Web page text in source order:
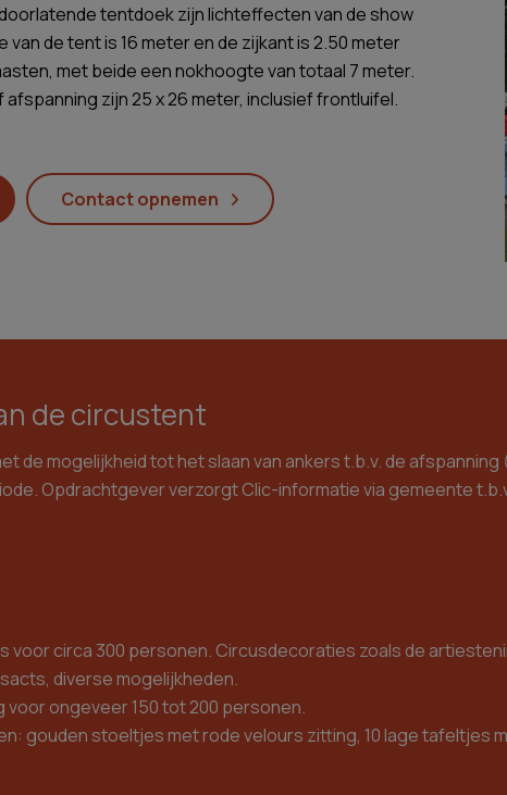
tentdoek zijn lichteffecten van de show
de tent is 16 meter en de zijkant is 2.50 meter
met beide een nokhoogte van totaal 7 meter.
zijn 25 x 26 meter, inclusief frontluifel.
Contact opnemen
de circustent
de mogelijkheid tot het slaan van ankers t.b.v. de
Opdrachtgever verzorgt Clic-informatie via gemeente
voor circa 300 personen. Circusdecoraties zoals de
diverse mogelijkheden.
ongeveer 150 tot 200 personen.
gouden stoeltjes met rode velours zitting, 10 lage